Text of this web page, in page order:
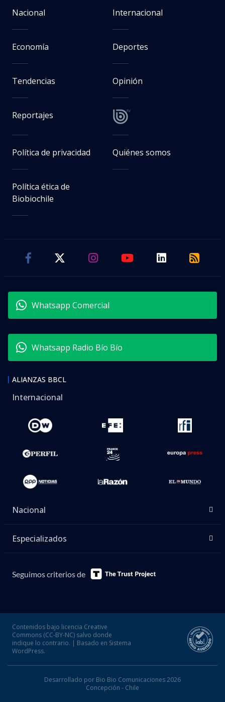
Nacional Internacional
Economía Deportes
Tendencias Opinión
Reportajes
Política de privacidad Quiénes somos
Política ética de
Biobiochile
Whatsapp Comercial
Whatsapp Radio Bío Bío
ALIANZAS BBCL
Internacional
Nacional
Especializados
Seguimos criterios de
Contenidos bajo licencia Creative
Commons (CC-BY-NC) salvo donde
indique lo contrario. | Basado en Sistema
WordPress.
Desarrollado por Bio Bio Comunicaciones 2026
Concepción - Chile